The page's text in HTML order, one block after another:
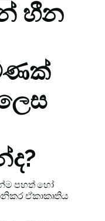
හීන
පහත් හෝ
ඒකාකෘතිය